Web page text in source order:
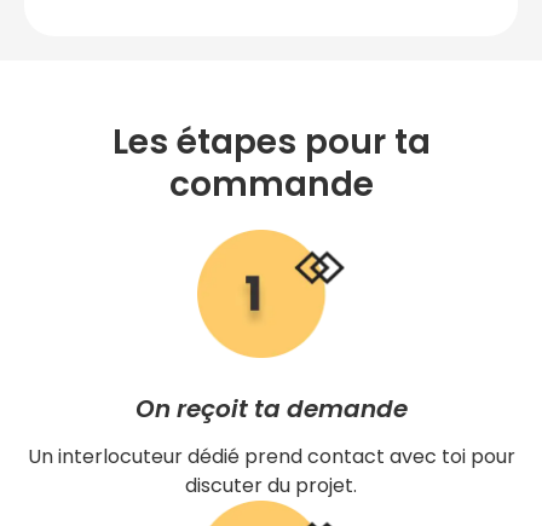
Les étapes pour ta
commande
On reçoit ta demande
Un interlocuteur dédié prend contact avec toi pour
discuter du projet.